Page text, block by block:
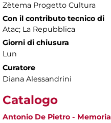
Zètema Progetto Cultura
Con il contributo tecnico di
Atac; La Repubblica
Giorni di chiusura
Lun
Curatore
Diana Alessandrini
Catalogo
Antonio De Pietro - Memoria